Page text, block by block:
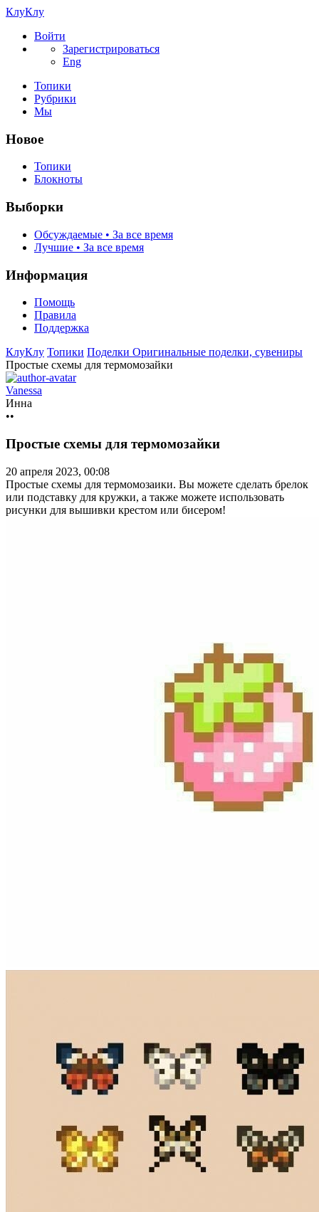
КлуКлу
Войти
Зарегистрироваться
Eng
Топики
Рубрики
Мы
Новое
Топики
Блокноты
Выборки
Обсуждаемые • За все время
Лучшие • За все время
Информация
Помощь
Правила
Поддержка
КлуКлу Топики Поделки Оригинальные поделки, сувениры
Простые схемы для термомозайки
Vanessa
Инна
••
Простые схемы для термомозайки
20 апреля 2023, 00:08
Простые схемы для термомозаики. Вы можете сделать брелок
или подставку для кружки, а также можете использовать
рисунки для вышивки крестом или бисером!